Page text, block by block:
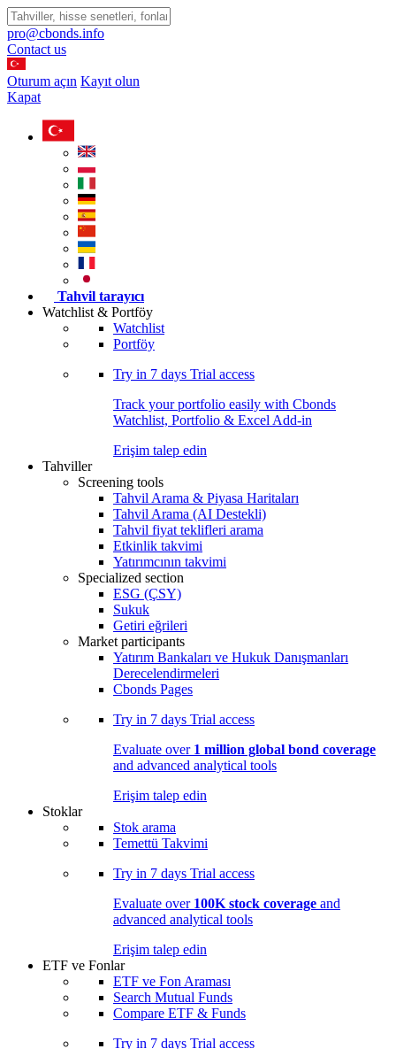
pro@cbonds.info
Contact us
Oturum açın Kayıt olun
Kapat
Tahvil tarayıcı
Watchlist & Portföy
Watchlist
Portföy
Try in 7 days Trial access
Track your portfolio easily with Cbonds
Watchlist, Portfolio & Excel Add-in
Erişim talep edin
Tahviller
Screening tools
Tahvil Arama & Piyasa Haritaları
Tahvil Arama (AI Destekli)
Tahvil fiyat teklifleri arama
Etkinlik takvimi
Yatırımcının takvimi
Specialized section
ESG (ÇSY)
Sukuk
Getiri eğrileri
Market participants
Yatırım Bankaları ve Hukuk Danışmanları
Derecelendirmeleri
Cbonds Pages
Try in 7 days Trial access
Evaluate over 1 million global bond coverage
and advanced analytical tools
Erişim talep edin
Stoklar
Stok arama
Temettü Takvimi
Try in 7 days Trial access
Evaluate over 100K stock coverage and
advanced analytical tools
Erişim talep edin
ETF ve Fonlar
ETF ve Fon Araması
Search Mutual Funds
Compare ETF & Funds
Try in 7 days Trial access